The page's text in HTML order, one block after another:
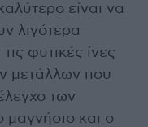
είναι να
λιγότερα
φυτικές ίνες
μετάλλων που
των
και ο